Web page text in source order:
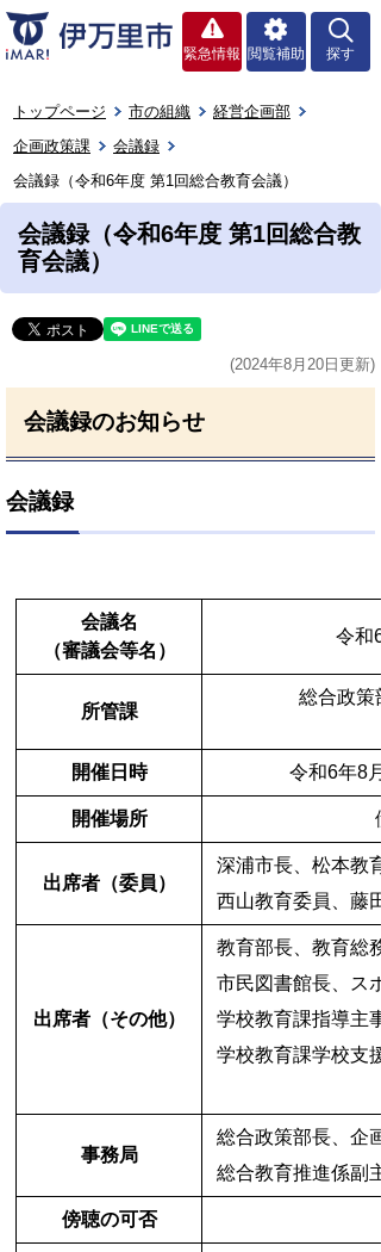
緊急情報 閲覧補助 探す
トップページ 市の組織
経営企画部
企画政策課
会議録
会議録（令和6年度 第1回総合教育会議）
会議録（令和6年度 第1回総合教
育会議）
(2024年8月20日更新)
会議録のお知らせ
会議録
会議名
（審議会等名）
令
所管課
総合政
開催日時 令和6年8
開催場所
出席者（委員）
深浦市長、松本教
西山教育委員、藤
出席者（その他）
教育部長、教育総
市民図書館長、ス
学校教育課指導主
学校教育課学校支
事務局
総合政策部長、企
総合教育推進係副
傍聴の可否